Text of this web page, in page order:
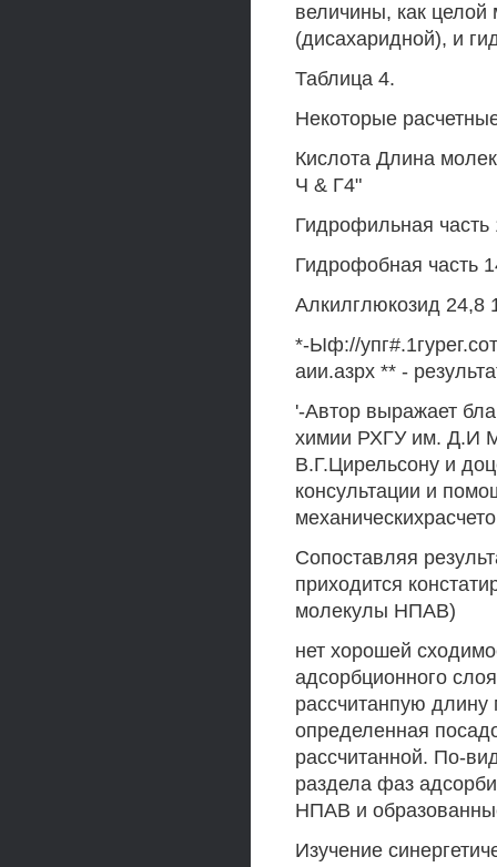
величины, как целой
(дисахаридной), и
Таблица 4.
Некоторые
Кислота Длина
Ч & Г4"
Гидрофильная часть
Гидрофобная часть
Алкилглюкозид 24,8
*-Ыф://
аии.азрх ** -
'-Автор выражает
химии РХГУ им. Д.И
В.Г.Цирельсону и
консультации и
Сопоставляя
приходится
молекулы НПАВ)
нет хорошей
адсорбционного
рассчитанпую
определенная
рассчитанной. По-
раздела фаз
НПАВ и
Изучение